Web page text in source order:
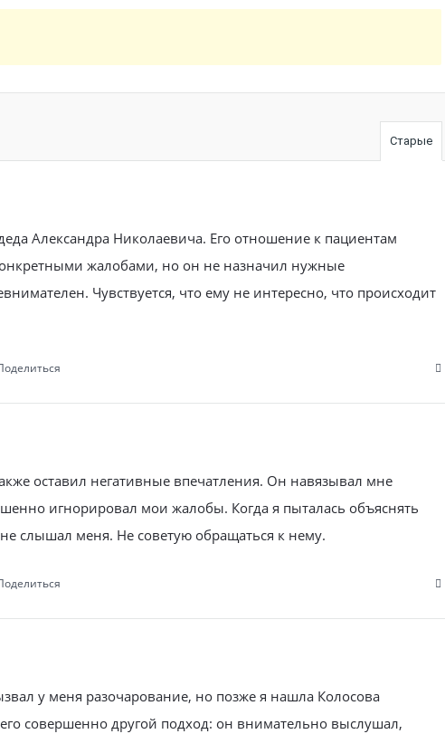
Старые
Александра Николаевича. Его отношение к пациентам
жалобами, но он не назначил нужные
Чувствуется, что ему не интересно, что происходит
оставил негативные впечатления. Он навязывал мне
игнорировал мои жалобы. Когда я пыталась объяснять
слышал меня. Не советую обращаться к нему.
у меня разочарование, но позже я нашла Колосова
совершенно другой подход: он внимательно выслушал,